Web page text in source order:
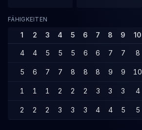
FÄHIGKEITEN
1 2 3 4 5 6 7 8 9 10
4 4 5 5 5 6 6 7 7 8
5 6 7 7 8 8 8 9 9 10
1 1 1 2 2 2 3 3 3 4
2 2 2 3 3 3 4 4 5 5